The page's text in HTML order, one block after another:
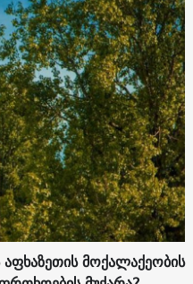
მოქალაქეობის